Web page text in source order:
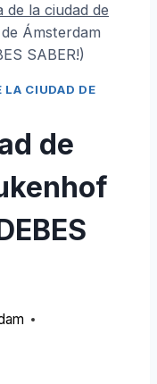
la ciudad de
Ámsterdam
SABER!)
LA CIUDAD DE
de